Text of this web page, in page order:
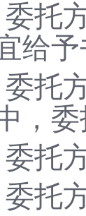
委托
给
委托
，
委托
委托